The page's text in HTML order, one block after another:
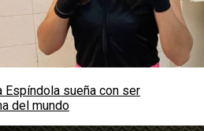
Espíndola sueña con ser
del mundo